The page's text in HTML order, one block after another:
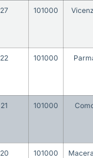
27 101000
22 101000
21 101000
20 101000